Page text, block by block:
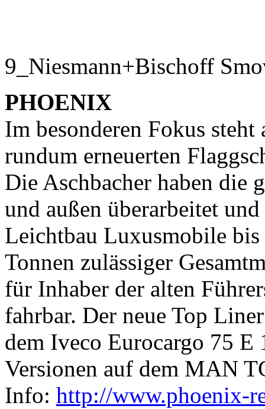
9_Niesmann+Bischoff
PHOENIX
Im besonderen Fokus
rundum erneuerten
Die Aschbacher haben die
und außen überarbeitet
Leichtbau Luxusmobile
Tonnen zulässiger
für Inhaber der alten
fahrbar. Der neue Top
dem Iveco Eurocargo 75 E
Versionen auf dem MAN
Info: http://www.phoenix-